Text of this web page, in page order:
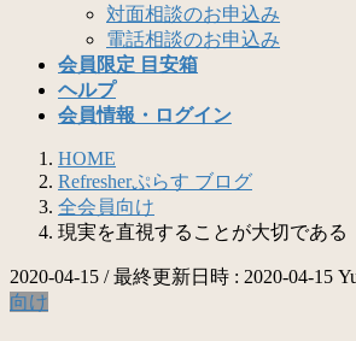
対面相談のお申込み
電話相談のお申込み
会員限定 目安箱
ヘルプ
会員情報・ログイン
HOME
Refresherぷらす ブログ
全会員向け
現実を直視することが大切である
2020-04-15 / 最終更新日時 : 2020-04-15
向け